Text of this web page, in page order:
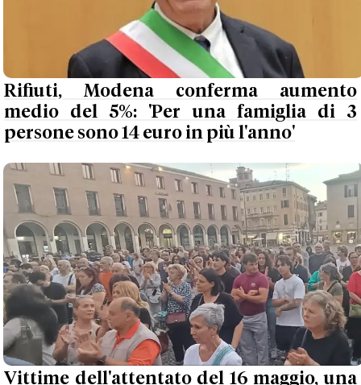
Rifiuti, Modena conferma aumento
medio del 5%: 'Per una famiglia di 3
persone sono 14 euro in più l'anno'
Vittime dell'attentato del 16 maggio, una